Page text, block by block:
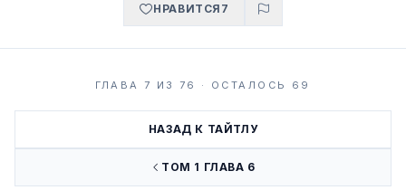
НРАВИТСЯ 7
ГЛАВА 7 ИЗ 76 · ОСТАЛОСЬ 69
НАЗАД К ТАЙТЛУ
ТОМ 1 ГЛАВА 6